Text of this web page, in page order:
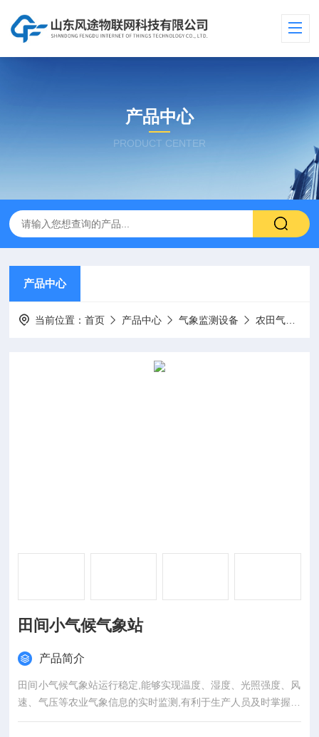
产品中心
PRODUCT CENTER
产品中心
当前位置：首页 产品中心 气象监测设备 农田气象监测站
田间小气候气象站
产品简介
田间小气候气象站运行稳定,能够实现温度、湿度、光照强度、风
速、气压等农业气象信息的实时监测,有利于生产人员及时掌握环
境气象信息,对保障农业安全生产具有重大的意义。